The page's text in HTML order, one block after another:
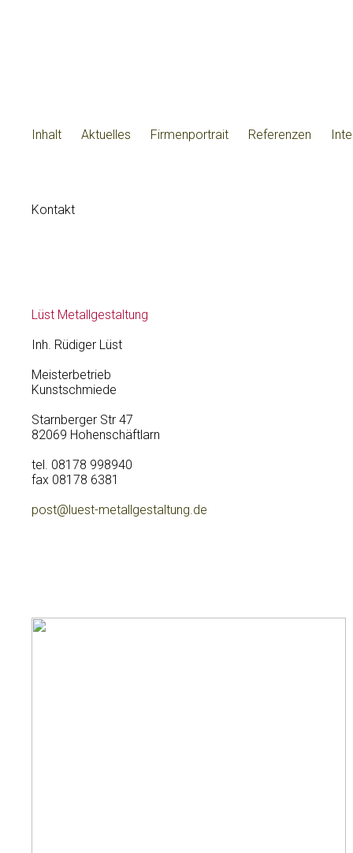
Inhalt Aktuelles Firmenportrait Referenzen
Kontakt
Lüst Metallgestaltung
Inh. Rüdiger Lüst
Meisterbetrieb
Kunstschmiede
Starnberger Str 47
82069 Hohenschäftlarn
tel. 08178 998940
fax 08178 6381
post@luest-metallgestaltung.de